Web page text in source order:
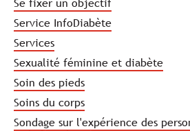
Service InfoDiabète
Services
Sexualité féminine et diabète
Soin des pieds
Soins du corps
Sondage sur l'expérience des